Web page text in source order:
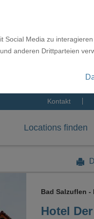
Social Media zu
anderen Drittparteien
Kontakt
Locations finden
Hotel
Bad Salzuflen -